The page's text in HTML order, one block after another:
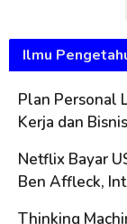
Ilmu
Plan Personal
Kerja dan Bisnis
Netflix Bayar
Ben Affleck,
Thinking